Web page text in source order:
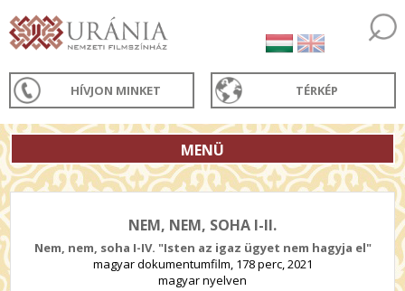
HÍVJON MINKET TÉRKÉP
MENÜ
NEM, NEM, SOHA I-II.
Nem, nem, soha I-IV. "Isten az igaz ügyet nem hagyja el"
magyar dokumentumfilm, 178 perc, 2021
magyar nyelven